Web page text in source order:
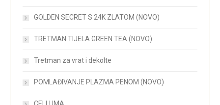
GOLDEN SECRET S 24K ZLATOM (NOVO)
TRETMAN TIJELA GREEN TEA (NOVO)
Tretman za vrat i dekolte
POMLAĐIVANJE PLAZMA PENOM (NOVO)